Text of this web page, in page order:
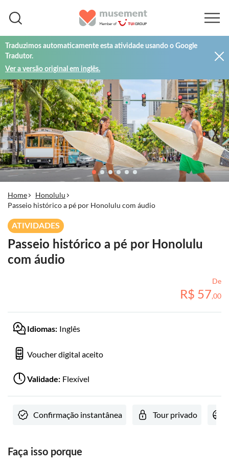
Traduzimos automaticamente esta atividade usando o Google
Tradutor.
Ver a versão original em inglês.
Home
Honolulu
Passeio histórico a pé por Honolulu com áudio
ATIVIDADES
Passeio histórico a pé por Honolulu
com áudio
De
R$ 57,00
Idiomas: Inglês
Voucher digital aceito
Validade: Flexível
Confirmação instantânea Tour privado
Faça isso porque